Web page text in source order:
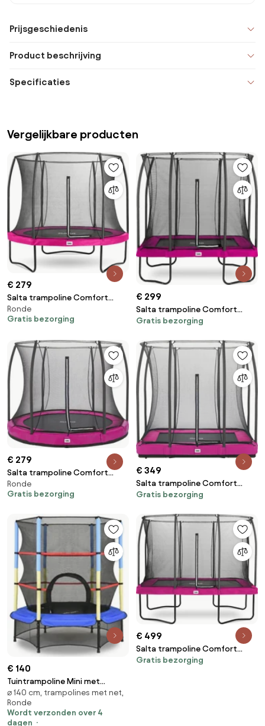
Prijsgeschiedenis
Product beschrijving
Specificaties
Vergelijkbare producten
€ 279
Salta trampoline Comfort
Edition - Diameter 213 cm -
Rond - Roze
Ronde
Gratis bezorging
€ 299
Salta trampoline Comfort
Edition - 214x153 cm -
Gratis bezorging
€ 279
Salta trampoline Comfort
Edition Ground - Diameter 183
cm - Rond - Roze
Ronde
Gratis bezorging
€ 349
Salta trampoline Comfort
Edition Ground - 214 x 153 cm -
Gratis bezorging
€ 140
Tuintrampoline Mini met
veiligheidsnet aan binnenkant
140 cm Jump Hero blauw-geel
⌀ 140 cm, trampolines met net,
Ronde
Wordt verzonden over 4
dagen
€ 499
Salta trampoline Comfort
Edition - 305 x 214 cm -
Gratis bezorging